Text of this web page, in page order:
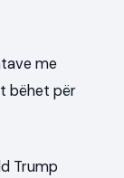
me
bëhet për
Trump